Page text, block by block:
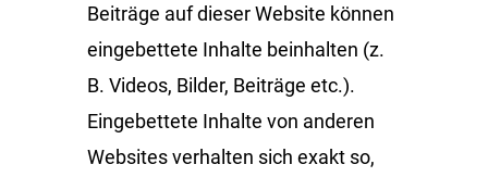
Beiträge auf dieser Website können
eingebettete Inhalte beinhalten (z.
B. Videos, Bilder, Beiträge etc.).
Eingebettete Inhalte von anderen
Websites verhalten sich exakt so,